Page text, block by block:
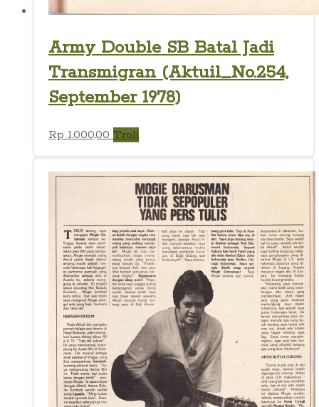
Army Double SB Batal Jadi
Transmigran (Aktuil_No.254,
September 1978)
Rp 1.000,00 Troli